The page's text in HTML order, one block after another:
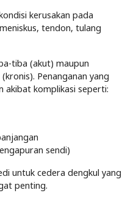
kerusakan pada
tendon, tulang
tiba (akut) maupun
Penanganan yang
komplikasi seperti:
sendi)
untuk cedera dengkul yang
penting.